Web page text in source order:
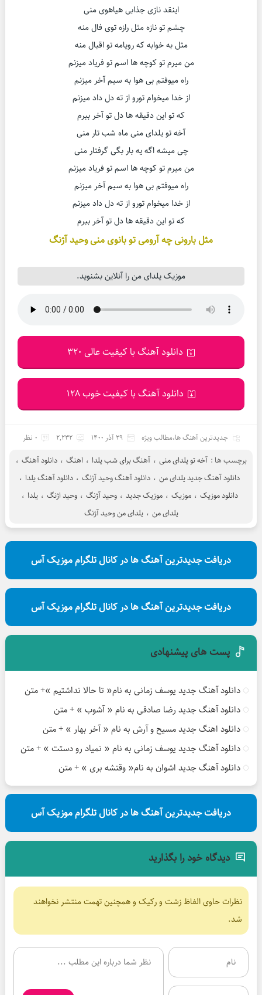
اینقد نازی جذابی هیاهوی منی
چشم تو نازه مثل رازه توی فال منه
مثل به خوابه که رویامه تو اقبال منه
من میرم تو کوچه ها اسم تو فریاد میزنم
راه میوفتم بی هوا به سیم آخر میزنم
از خدا میخوام تورو از ته دل داد میزنم
که تو این دقیقه ها دل تو آخر ببرم
آخه تو یلدای منی ماه شب تار منی
چی میشه اگه یه بار بگی گرفتار منی
من میرم تو کوچه ها اسم تو فریاد میزنم
راه میوفتم بی هوا به سیم آخر میزنم
از خدا میخوام تورو از ته دل داد میزنم
که تو این دقیقه ها دل تو آخر ببرم
مثل بارونی چه آرومی تو بانوی منی وحید آژنگ
موزیک یلدای من را آنلاین بشنوید.
دانلود آهنگ با کیفیت عالی 320
دانلود آهنگ با کیفیت خوب 128
جدیدترین آهنگ ها،مطالب ویژه 29 آذر 1400 2,232 0 نظر
برچسب ها : آخه تو یلدای منی ، آهنگ برای شب یلدا ، اهنگ ، دانلود آهنگ ،
دانلود آهنگ جدید یلدای من ، دانلود آهنگ وحید آژنگ ، دانلود آهنگ یلدا ،
دانلود موزیک ، موزیک ، موزیک جدید ، وحید آژنگ ، وحید اژنگ ، یلدا ،
یلدای من ، یلدای من وحید آژنگ
دریافت جدیدترین آهنگ ها در کانال تلگرام موزیک آس
دریافت جدیدترین آهنگ ها در کانال تلگرام موزیک آس
پست های پیشنهادی
دانلود آهنگ جدید یوسف زمانی به نام« تا حالا نداشتیم »+ متن
دانلود آهنگ جدید رضا صادقی به نام « آشوب » + متن
دانلود اهنگ جدید مسیح و آرش به نام « آخر بهار » + متن
دانلود آهنگ جدید یوسف زمانی به نام « نمیاد رو دستت » + متن
دانلود آهنگ جدید اشوان به نام« وقتشه بری » + متن
دریافت جدیدترین آهنگ ها در کانال تلگرام موزیک آس
دیدگاه خود را بگذارید
نظرات حاوی الفاظ زشت و رکیک و همچنین تهمت منتشر نخواهند
شد.